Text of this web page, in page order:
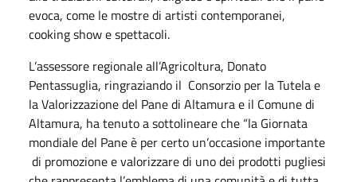
evoca, come le mostre di artisti contemporanei,
cooking show e spettacoli.
L’assessore regionale all’Agricoltura, Donato
Pentassuglia, ringraziando il Consorzio per la Tutela e
la Valorizzazione del Pane di Altamura e il Comune di
Altamura, ha tenuto a sottolineare che “la Giornata
mondiale del Pane è per certo un’occasione importante
di promozione e valorizzare di uno dei prodotti pugliesi